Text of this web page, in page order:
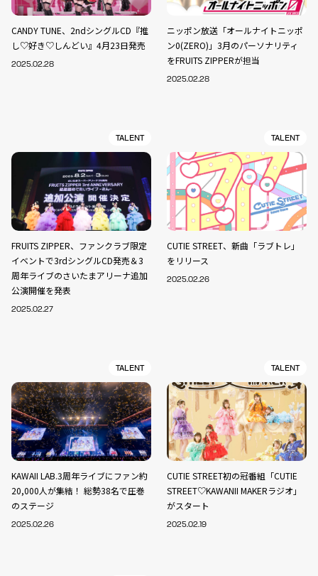
CANDY TUNE、2ndシングルCD『推
し♡好き♡しんどい』4月23日発売
2025.02.28
ニッポン放送「オールナイトニッポ
ン0(ZERO)」3月のパーソナリティ
をFRUITS ZIPPERが担当
2025.02.28
TALENT
FRUITS ZIPPER、ファンクラブ限定
イベントで3rdシングルCD発売＆3
周年ライブのさいたまアリーナ追加
公演開催を発表
2025.02.27
TALENT
CUTIE STREET、新曲「ラブトレ」
をリリース
2025.02.26
TALENT
KAWAII LAB.3周年ライブにファン約
20,000人が集結！ 総勢38名で圧巻
のステージ
2025.02.26
TALENT
CUTIE STREET初の冠番組「CUTIE
STREET♡KAWANII MAKERラジオ」
がスタート
2025.02.19